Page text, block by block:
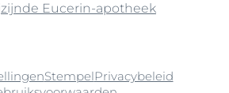
Eucerin-apotheek
StempelPrivacybeleid